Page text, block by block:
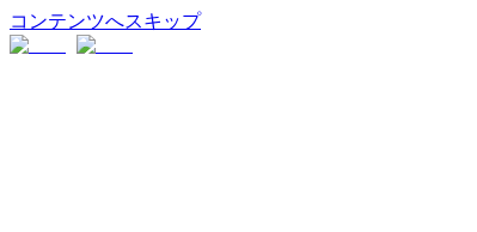
コンテンツへスキップ